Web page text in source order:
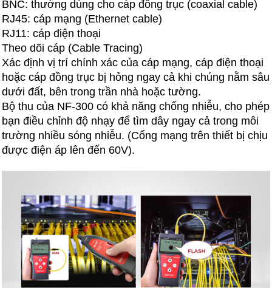
BNC: thường dùng cho cáp đồng trục (coaxial cable)
RJ45: cáp mạng (Ethernet cable)
RJ11: cáp điện thoại
Theo dõi cáp (Cable Tracing)
Xác định vị trí chính xác của cáp mạng, cáp điện thoại
hoặc cáp đồng trục bị hỏng ngay cả khi chúng nằm sâu
dưới đất, bên trong trần nhà hoặc tường.
Bộ thu của NF-300 có khả năng chống nhiễu, cho phép
bạn điều chỉnh độ nhạy để tìm dây ngay cả trong môi
trường nhiều sóng nhiễu. (Cổng mạng trên thiết bị chịu
được điện áp lên đến 60V).